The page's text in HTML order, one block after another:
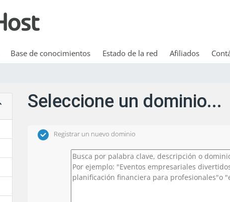
Base de conocimientos Estado de la red Afiliados
Seleccione un dominio...
Registrar un nuevo dominio